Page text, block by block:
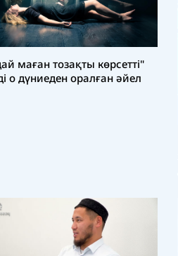
маған тозақты көрсетті"
о дүниеден оралған әйел